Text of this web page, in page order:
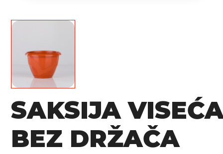
SAKSIJA
BEZ DRŽAČA